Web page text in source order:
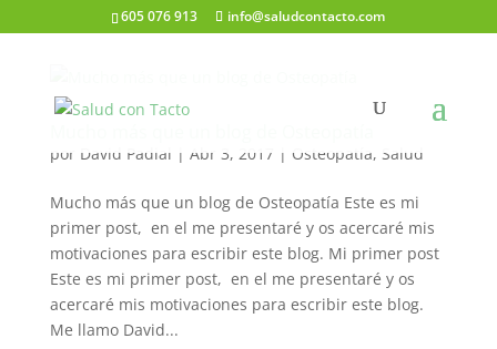
605 076 913 info@saludcontacto.com
por David Padial | Abr 3, 2017 | Osteopatía, Salud
Mucho más que un blog de Osteopatía Este es mi
primer post, en el me presentaré y os acercaré mis
motivaciones para escribir este blog. Mi primer post
Este es mi primer post, en el me presentaré y os
acercaré mis motivaciones para escribir este blog.
Me llamo David...